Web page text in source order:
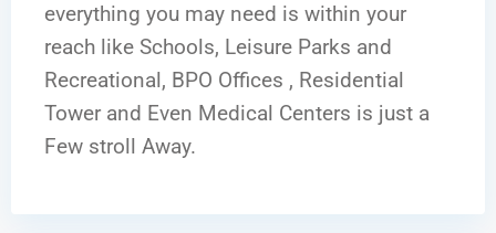
everything you may need is within your
reach like Schools, Leisure Parks and
Recreational, BPO Offices , Residential
Tower and Even Medical Centers is just a
Few stroll Away.